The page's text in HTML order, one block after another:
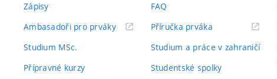
Zápisy
Ambasadoři pro prváky(externí
Studium MSc.
Přípravné kurzy
FAQ
Příručka prváka(externí
Studium a práce v zahraničí
Studentské spolky